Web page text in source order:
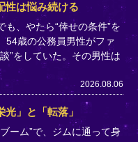
性は悩み続ける
も、やたら“倖せの条件”を
54歳の公務員男性がファ
”をしていた。その男性は
2026.08.06
光」と「転落」
ーム”で、ジムに通って身